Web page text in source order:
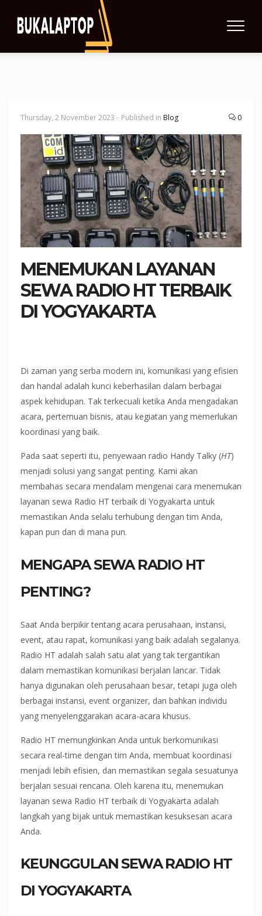
Thursday, 2 November 2023 - Published in Blog 0
MENEMUKAN LAYANAN
SEWA RADIO HT TERBAIK
DI YOGYAKARTA
Di zaman yang serba modern ini, komunikasi yang efisien
dan handal adalah kunci keberhasilan dalam berbagai
aspek kehidupan. Tak terkecuali ketika Anda mengadakan
acara, pertemuan bisnis, atau kegiatan yang memerlukan
koordinasi yang baik.
Pada saat seperti itu, penyewaan radio Handy Talky (HT)
menjadi solusi yang sangat penting. Kami akan
membahas secara mendalam mengenai cara menemukan
layanan sewa Radio HT terbaik di Yogyakarta untuk
memastikan Anda selalu terhubung dengan tim Anda,
kapan pun dan di mana pun.
MENGAPA SEWA RADIO HT
PENTING?
Saat Anda berpikir tentang acara perusahaan, instansi,
event, atau rapat, komunikasi yang baik adalah segalanya.
Radio HT adalah salah satu alat yang tak tergantikan
dalam memastikan komunikasi berjalan lancar. Tidak
hanya digunakan oleh perusahaan besar, tetapi juga oleh
berbagai instansi, event organizer, dan bahkan individu
yang menyelenggarakan acara-acara khusus.
Radio HT memungkinkan Anda untuk berkomunikasi
secara real-time dengan tim Anda, membuat koordinasi
menjadi lebih efisien, dan memastikan segala sesuatunya
berjalan sesuai rencana. Oleh karena itu, menemukan
layanan sewa Radio HT terbaik di Yogyakarta adalah
langkah yang bijak untuk memastikan kesuksesan acara
Anda.
KEUNGGULAN SEWA RADIO HT
DI YOGYAKARTA